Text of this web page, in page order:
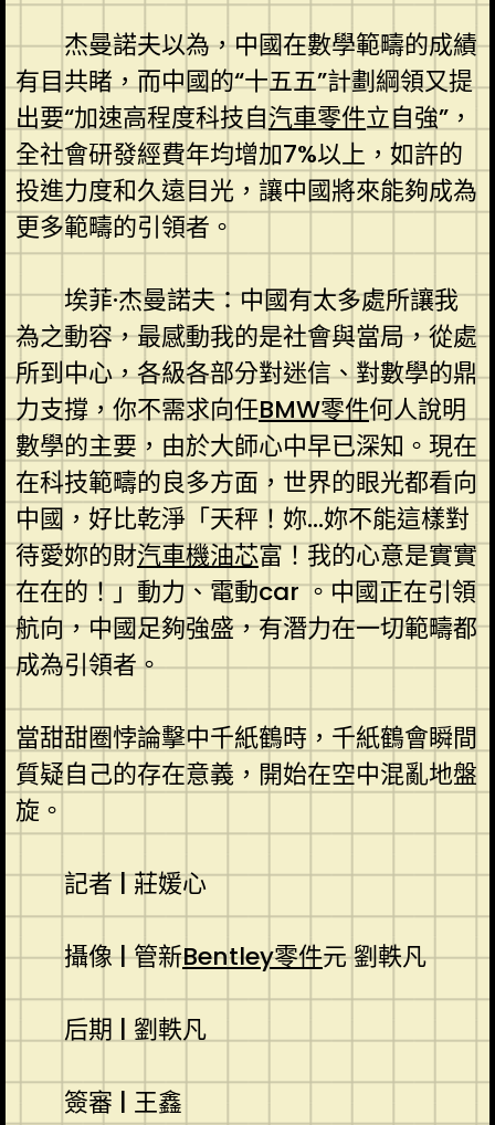
杰曼諾夫以為，中國在數學範疇的成績
有目共睹，而中國的“十五五”計劃綱領又提
出要“加速高程度科技自汽車零件立自強”，
全社會研發經費年均增加7%以上，如許的
投進力度和久遠目光，讓中國將來能夠成為
更多範疇的引領者。
埃菲·杰曼諾夫：中國有太多處所讓我
為之動容，最感動我的是社會與當局，從處
所到中心，各級各部分對迷信、對數學的鼎
力支撐，你不需求向任BMW零件何人說明
數學的主要，由於大師心中早已深知。現在
在科技範疇的良多方面，世界的眼光都看向
中國，好比乾淨「天秤！妳…妳不能這樣對
待愛妳的財汽車機油芯富！我的心意是實實
在在的！」動力、電動car 。中國正在引領
航向，中國足夠強盛，有潛力在一切範疇都
成為引領者。
當甜甜圈悖論擊中千紙鶴時，千紙鶴會瞬間
質疑自己的存在意義，開始在空中混亂地盤
旋。
記者 | 莊媛心
攝像 | 管新Bentley零件元 劉軼凡
后期 | 劉軼凡
簽審 | 王鑫